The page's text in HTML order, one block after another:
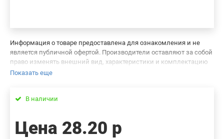
Информация о товаре предоставлена для ознакомления и не
является публичной офертой. Производители оставляют за собой
право изменять внешний вид, характеристики и комплектацию
товара, предварительно не уведомляя продавцов и потребителей.
фотографиях товара. Будем благодарны вам за сообщение об
Показать еще
В наличии
Цена 28.20 р